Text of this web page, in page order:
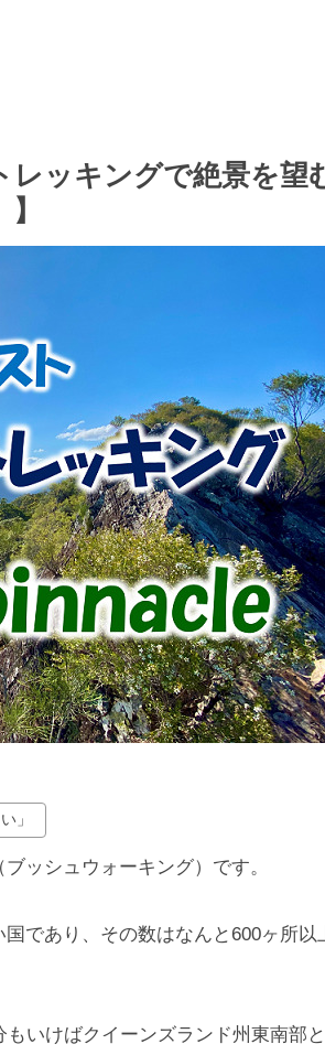
ッキングで絶景を望
」
ッシュウォーキング）です。
であり、その数はなんと600ヶ所
いけばクイーンズランド州東南部